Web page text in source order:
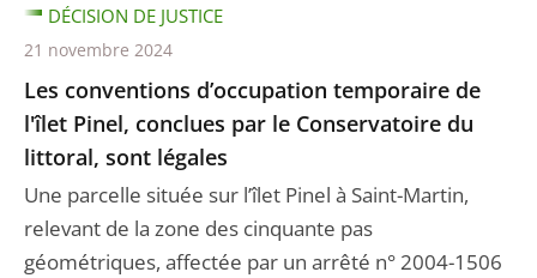
Les conventions d’occupation temporaire de
l'îlet Pinel, conclues par le Conservatoire du
littoral, sont légales
Une parcelle située sur l’îlet Pinel à Saint-Martin,
relevant de la zone des cinquante pas
géométriques, affectée par un arrêté n° 2004-1506
DÉCISION DE JUSTICE
21 novembre 2024